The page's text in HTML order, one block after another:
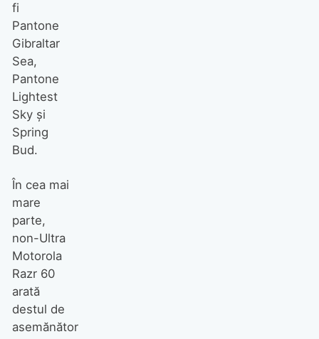
fi
Pantone
Gibraltar
Sea,
Pantone
Lightest
Sky și
Spring
Bud.
În cea mai
mare
parte,
non-Ultra
Motorola
Razr 60
arată
destul de
asemănător